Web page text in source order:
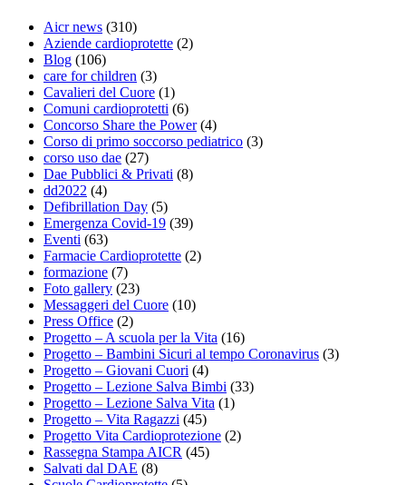
Aicr news (310)
Aziende cardioprotette (2)
Blog (106)
care for children (3)
Cavalieri del Cuore (1)
Comuni cardioprotetti (6)
Concorso Share the Power(4)
Corso di primo soccorso pediatrico (3)
corso uso dae (27)
Dae Pubblici & Privati (8)
dd2022 (4)
Defibrillation Day (5)
Emergenza Covid-19 (39)
Eventi (63)
Farmacie Cardioprotette (2)
formazione (7)
Foto gallery (23)
Messaggeri del Cuore (10)
Press Office (2)
Progetto – A scuola per la Vita (16)
Progetto – Bambini Sicuri al tempo Coronavirus (3)
Progetto – Giovani Cuori (4)
Progetto – Lezione Salva Bimbi (33)
Progetto – Lezione Salva Vita (1)
Progetto – Vita Ragazzi (45)
Progetto Vita Cardioprotezione (2)
Rassegna Stampa AICR (45)
Salvati dal DAE (8)